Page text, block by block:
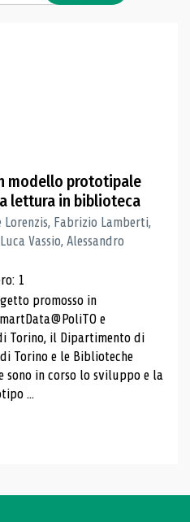
modello prototipale
lettura in biblioteca
Lorenzis, Fabrizio Lamberti,
Vassio, Alessandro
1
promosso in
e
Torino, il Dipartimento di
Torino e le Biblioteche
sono in corso lo sviluppo e la
...